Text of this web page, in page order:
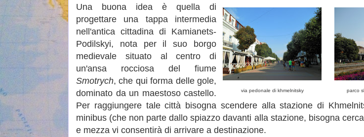
parco
via pedonale di khmelnitsky
Una buona idea è quella di
progettare una tappa intermedia
nell'antica cittadina di Kamianets-
Podilskyi, nota per il suo borgo
medievale situato al centro di
un'ansa rocciosa del fiume
Smotrych, che qui forma delle gole,
dominato da un maestoso castello.
Per raggiungere tale città bisogna scendere alla stazione di
minibus (che non parte dallo spiazzo davanti alla stazione, bisogna
e mezza vi consentirà di arrivare a destinazione.